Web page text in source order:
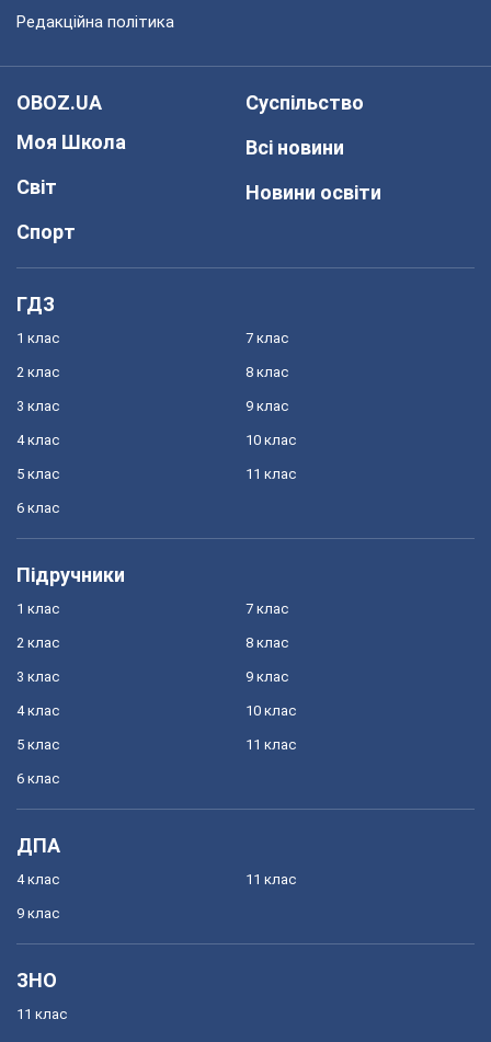
Редакційна політика
OBOZ.UA
Моя Школа
Світ
Спорт
Суспільство
Всі новини
Новини освіти
ГДЗ
1 клас
2 клас
3 клас
4 клас
5 клас
6 клас
7 клас
8 клас
9 клас
10 клас
11 клас
Підручники
1 клас
2 клас
3 клас
4 клас
5 клас
6 клас
7 клас
8 клас
9 клас
10 клас
11 клас
ДПА
4 клас
9 клас
11 клас
ЗНО
11 клас